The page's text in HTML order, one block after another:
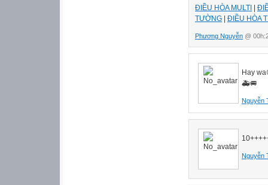
ĐIỀU HÒA MULTI |
TƯỜNG | ĐIỀU HÒA
Phương Nguyễn @
Hay
🚑🚐
Nguyễn
Nguyễn